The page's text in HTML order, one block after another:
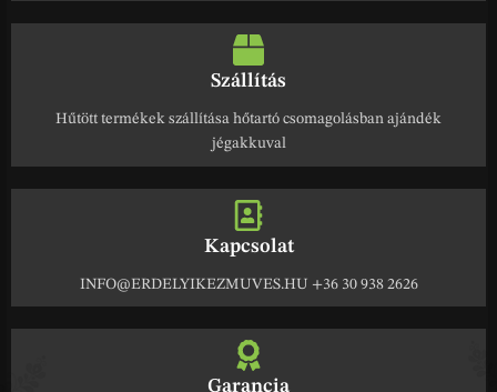
Szállítás
Hűtött termékek szállítása hőtartó csomagolásban ajándék
jégakkuval
Kapcsolat
INFO@ERDELYIKEZMUVES.HU +36 30 938 2626
Garancia